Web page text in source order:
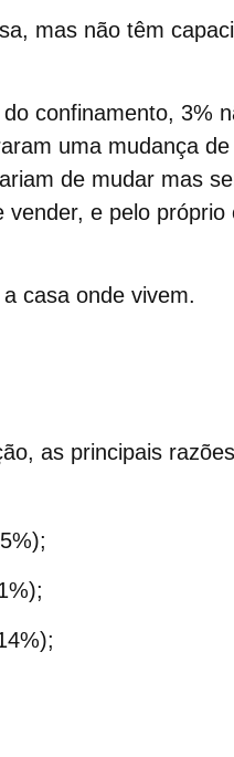
mas não têm
confinamento, 3%
uma mudança
de mudar mas
e pelo próprio
casa onde vivem.
as principais